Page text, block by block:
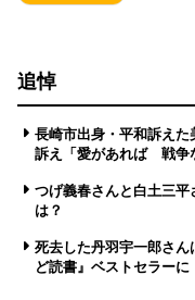
追悼
長崎市出身・平和訴え
訴え「愛があれば 戦争
つげ義春さんと白土三
は？
死去した丹羽宇一郎さ
ど読書』ベストセラーに